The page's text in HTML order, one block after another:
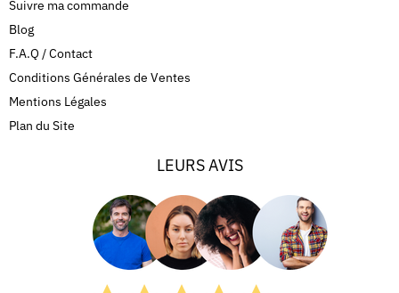
Suivre ma commande
Blog
F.A.Q / Contact
Conditions Générales de Ventes
Mentions Légales
Plan du Site
LEURS AVIS